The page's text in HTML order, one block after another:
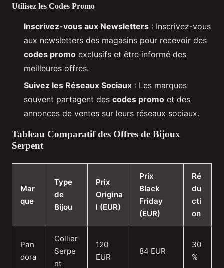
Utilisez les Codes Promo
Inscrivez-vous aux Newsletters : Inscrivez-vous
aux newsletters des magasins pour recevoir des
codes promo exclusifs et être informé des
meilleures offres.
Suivez les Réseaux Sociaux : Les marques
souvent partagent des codes promo et des
annonces de ventes sur leurs réseaux sociaux.
Tableau Comparatif des Offres de Bijoux
Serpent
Mar
que
Type
de
Bijou
Prix
Origina
l (EUR)
Prix
Black
Friday
(EUR)
Ré
du
cti
on
Pan
dora
Collier
Serpe
nt
120
EUR
84 EUR
30
%